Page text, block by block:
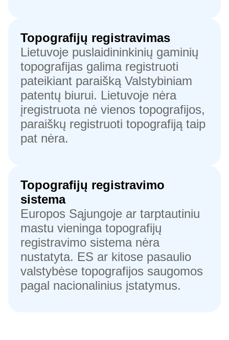
Topografijų registravimas
Lietuvoje puslaidininkinių gaminių
topografijas galima registruoti
pateikiant paraišką Valstybiniam
patentų biurui. Lietuvoje nėra
įregistruota nė vienos topografijos,
paraiškų registruoti topografiją taip
pat nėra.
Topografijų registravimo
sistema
Europos Sąjungoje ar tarptautiniu
mastu vieninga topografijų
registravimo sistema nėra
nustatyta. ES ar kitose pasaulio
valstybėse topografijos saugomos
pagal nacionalinius įstatymus.